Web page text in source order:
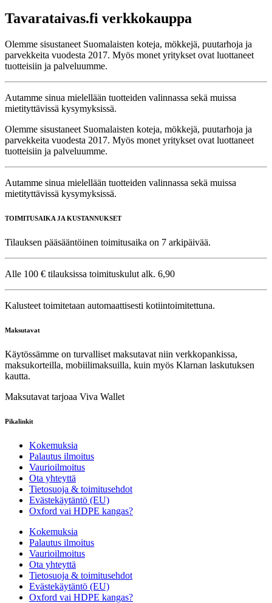
Tavarataivas.fi verkkokauppa
Olemme sisustaneet Suomalaisten koteja, mökkejä, puutarhoja ja
parvekkeita vuodesta 2017. Myös monet yritykset ovat luottaneet
tuotteisiin ja palveluumme.
Autamme sinua mielellään tuotteiden valinnassa sekä muissa
mietityttävissä kysymyksissä.
Olemme sisustaneet Suomalaisten koteja, mökkejä, puutarhoja ja
parvekkeita vuodesta 2017. Myös monet yritykset ovat luottaneet
tuotteisiin ja palveluumme.
Autamme sinua mielellään tuotteiden valinnassa sekä muissa
mietityttävissä kysymyksissä.
TOIMITUSAIKA JA KUSTANNUKSET
Tilauksen pääsääntöinen toimitusaika on 7 arkipäivää.
Alle 100 € tilauksissa toimituskulut alk. 6,90
Kalusteet toimitetaan automaattisesti kotiintoimitettuna.
Maksutavat
Käytössämme on turvalliset maksutavat niin verkkopankissa,
maksukorteilla, mobiilimaksuilla, kuin myös Klarnan laskutuksen
kautta.
Maksutavat tarjoaa Viva Wallet
Pikalinkit
Kokemuksia
Palautus ilmoitus
Vaurioilmoitus
Ota yhteyttä
Tietosuoja & toimitusehdot
Evästekäytäntö (EU)
Oxford vai HDPE kangas?
Kokemuksia
Palautus ilmoitus
Vaurioilmoitus
Ota yhteyttä
Tietosuoja & toimitusehdot
Evästekäytäntö (EU)
Oxford vai HDPE kangas?